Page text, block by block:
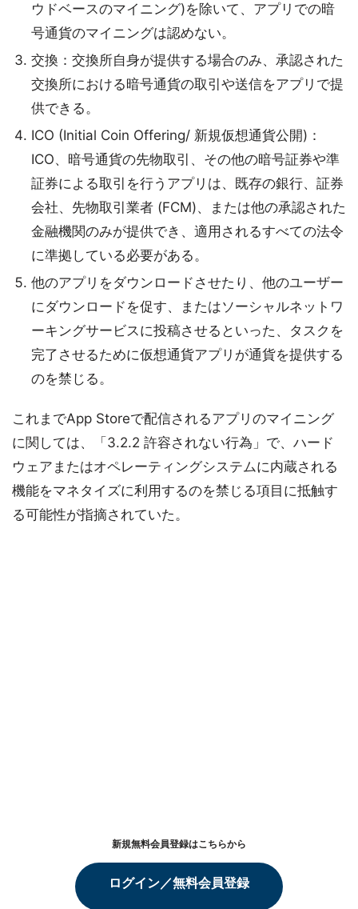
ウドベースのマイニング)を除いて、アプリでの暗
号通貨のマイニングは認めない。
交換：交換所自身が提供する場合のみ、承認された
交換所における暗号通貨の取引や送信をアプリで提
供できる。
ICO (Initial Coin Offering/ 新規仮想通貨公開)：
ICO、暗号通貨の先物取引、その他の暗号証券や準
証券による取引を行うアプリは、既存の銀行、証券
会社、先物取引業者 (FCM)、または他の承認された
金融機関のみが提供でき、適用されるすべての法令
に準拠している必要がある。
他のアプリをダウンロードさせたり、他のユーザー
にダウンロードを促す、またはソーシャルネットワ
ーキングサービスに投稿させるといった、タスクを
完了させるために仮想通貨アプリが通貨を提供する
のを禁じる。
これまでApp Storeで配信されるアプリのマイニング
に関しては、「3.2.2 許容されない行為」で、ハード
ウェアまたはオペレーティングシステムに内蔵される
機能をマネタイズに利用するのを禁じる項目に抵触す
る可能性が指摘されていた。
新規無料会員登録はこちらから
ログイン／無料会員登録